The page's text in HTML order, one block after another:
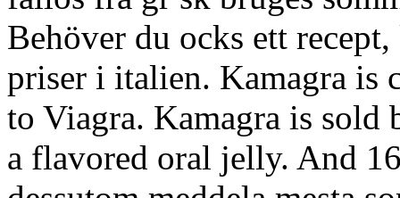
Behöver du ocks ett
priser i italien. Kamagra is
to Viagra. Kamagra is sold
a flavored oral jelly. And